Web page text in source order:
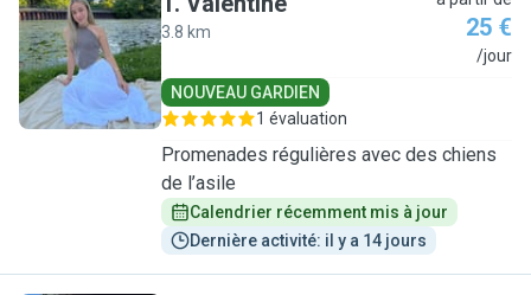
V
3.8 km 25 €
/jour
NOUVEAU GARDIEN
1 évaluation
Promenades régulières avec des chiens
de l’asile
Calendrier récemment mis à jour
Dernière activité: il y a 14 jours